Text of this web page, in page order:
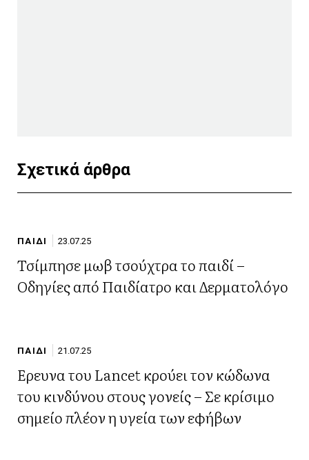
Σχετικά άρθρα
ΠΑΙΔΙ 23.07.25
Τσίμπησε μωβ τσούχτρα το παιδί –
Οδηγίες από Παιδίατρο και Δερματολόγο
ΠΑΙΔΙ 21.07.25
Έρευνα του Lancet κρούει τον κώδωνα
του κινδύνου στους γονείς – Σε κρίσιμο
σημείο πλέον η υγεία των εφήβων